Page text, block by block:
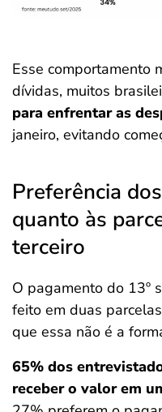
Esse comportamento
dívidas, muitos
para enfrentar as
janeiro, evitando
Preferência
quanto às
terceiro
O pagamento do 13º
feito em duas
que essa não é a
65% dos
receber o valor em